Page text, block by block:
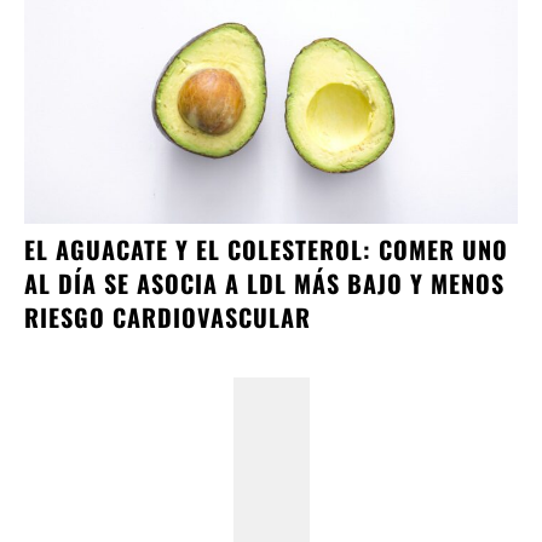
EL AGUACATE Y EL COLESTEROL: COMER UNO
AL DÍA SE ASOCIA A LDL MÁS BAJO Y MENOS
RIESGO CARDIOVASCULAR